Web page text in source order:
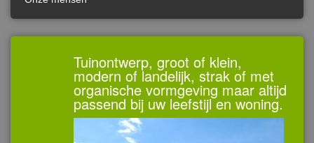
Tuinontwerp, groot of klein,
modern of landelijk, strak of met
organische vormgeving maar altijd
passend bij uw leefstijl en woning.